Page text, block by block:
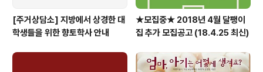
[주거상담소] 지방에서 상경한 대
학생들을 위한 향토학사 안내
★모집중★ 2018년 4월 달팽이
집 추가 모집공고 (18.4.25 최신)